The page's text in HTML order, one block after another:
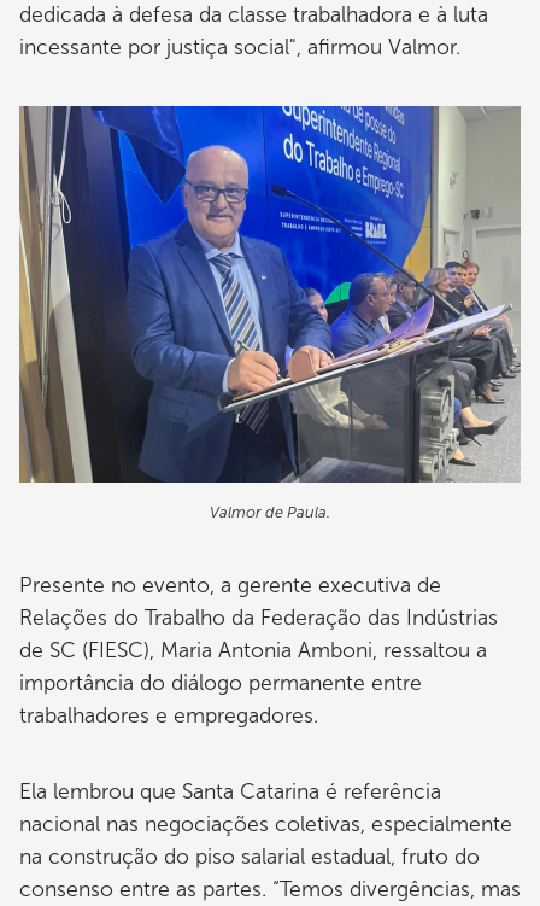
dedicada à defesa da classe trabalhadora e à luta
incessante por justiça social", afirmou Valmor.
Imagem
Valmor de Paula.
Presente no evento, a gerente executiva de
Relações do Trabalho da Federação das Indústrias
de SC (FIESC), Maria Antonia Amboni, ressaltou a
importância do diálogo permanente entre
trabalhadores e empregadores.
Ela lembrou que Santa Catarina é referência
nacional nas negociações coletivas, especialmente
na construção do piso salarial estadual, fruto do
consenso entre as partes. “Temos divergências, mas